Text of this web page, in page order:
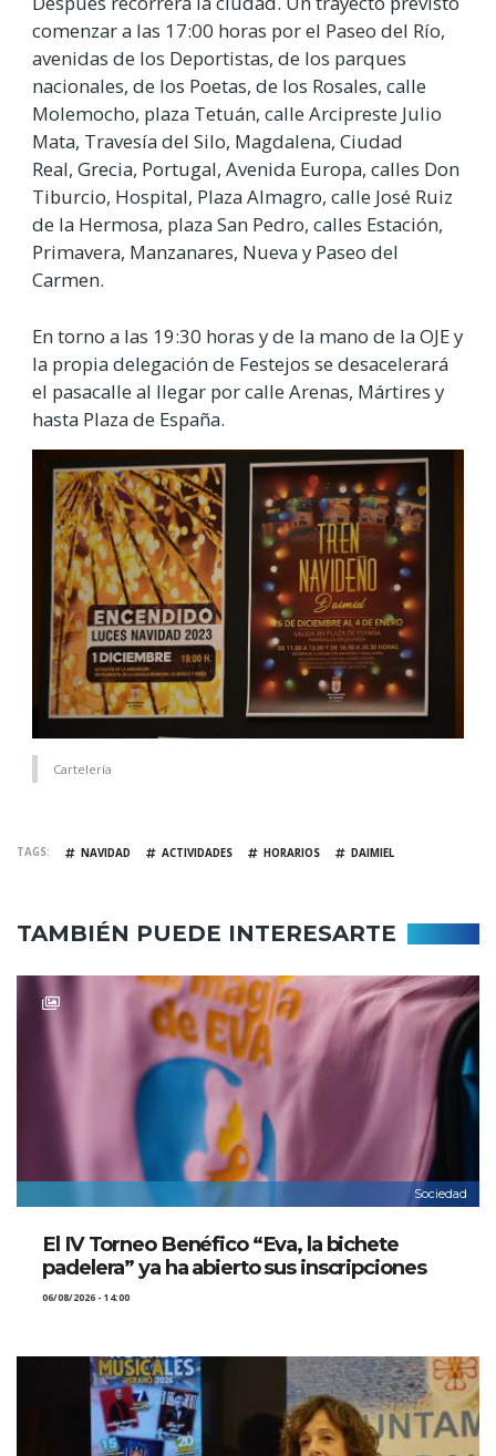
comenzar a las 17:00 horas por el Paseo del Río,
avenidas de los Deportistas, de los parques
nacionales, de los Poetas, de los Rosales, calle
Molemocho, plaza Tetuán, calle Arcipreste Julio
Mata, Travesía del Silo, Magdalena, Ciudad
Real, Grecia, Portugal, Avenida Europa, calles Don
Tiburcio, Hospital, Plaza Almagro, calle José Ruiz
de la Hermosa, plaza San Pedro, calles Estación,
Primavera, Manzanares, Nueva y Paseo del
Carmen.
En torno a las 19:30 horas y de la mano de la OJE y
la propia delegación de Festejos se desacelerará
el pasacalle al llegar por calle Arenas, Mártires y
hasta Plaza de España.
Cartelería
TAGS NAVIDAD ACTIVIDADES HORARIOS DAIMIEL
TAMBIÉN PUEDE INTERESARTE
Sociedad
El IV Torneo Benéfico “Eva, la bichete
padelera” ya ha abierto sus inscripciones
06/08/2026 - 14:00